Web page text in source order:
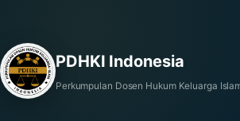
PDHKI Indonesia
Perkumpulan Dosen Hukum Keluarga